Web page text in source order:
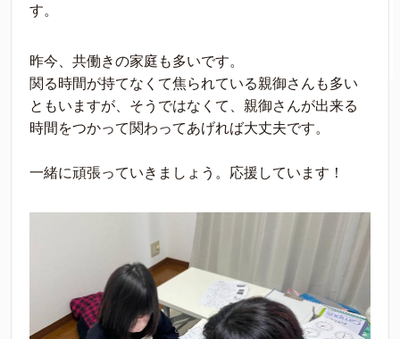
す。
昨今、共働きの家庭も多いです。
関る時間が持てなくて焦られている親御さんも多い
ともいますが、そうではなくて、親御さんが出来る
時間をつかって関わってあげれば大丈夫です。
一緒に頑張っていきましょう。応援しています！